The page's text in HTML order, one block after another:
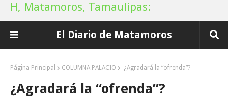
A Tamaulipas…le llueve sobre mojado
Instala Sector Salud Comité Estatal de Calidad en Salud para
Inicia el ayuntamiento pavimentación de la calle Miguel Alemán en
H, Matamoros, Tamaulipas:
El Diario de Matamoros
Página Principal COLUMNA PALACIO ¿Agradará la “ofrenda”?
¿Agradará la “ofrenda”?